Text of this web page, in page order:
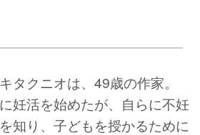
タクニオは、49歳の作家。
妊活を始めたが、自らに不妊
知り、子どもを授かるために